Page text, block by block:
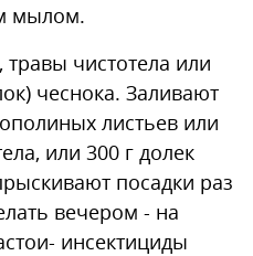
мылом.
травы чистотела или
чеснока. Заливают
листьев или
или 300 г долек
посадки раз
вечером - на
инсектициды